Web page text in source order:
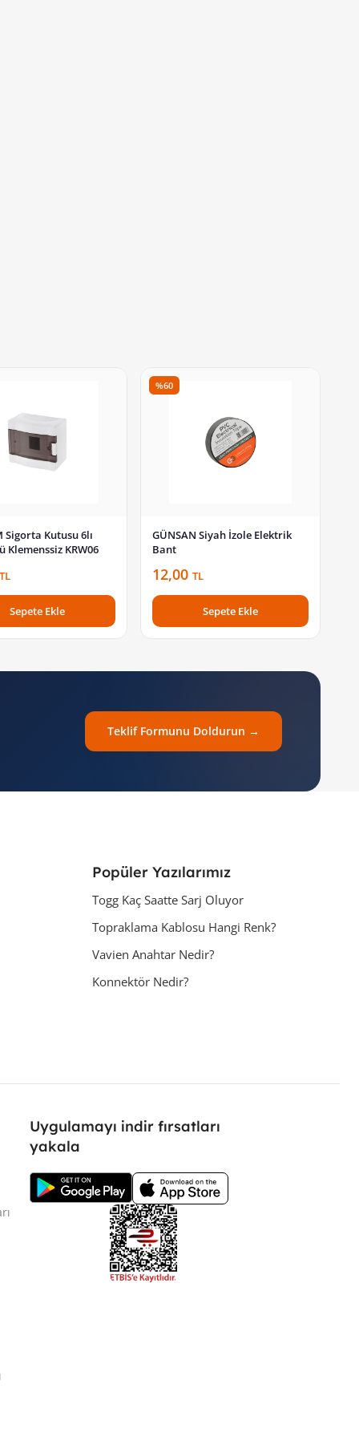
Sigorta Kutusu 6lı
Klemenssiz KRW06
TL
Sepete Ekle
%60
GÜNSAN Siyah İzole Elektrik
Bant
12,00TL
Sepete Ekle
Teklif Formunu Doldurun →
Popüler Yazılarımız
Togg Kaç Saatte Sarj Oluyor
Topraklama Kablosu Hangi Renk?
Vavien Anahtar Nedir?
Konnektör Nedir?
Uygulamayı indir fırsatları
yakala